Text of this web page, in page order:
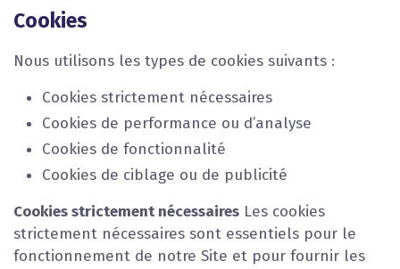
Cookies
Nous utilisons les types de cookies suivants :
Cookies strictement nécessaires
Cookies de performance ou d’analyse
Cookies de fonctionnalité
Cookies de ciblage ou de publicité
Cookies strictement nécessaires Les cookies
strictement nécessaires sont essentiels pour le
fonctionnement de notre Site et pour fournir les